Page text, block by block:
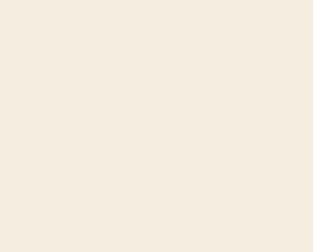
adresses postales… Plus grave, des numéros de
: l'offre d’électricité bas-carbone progresse